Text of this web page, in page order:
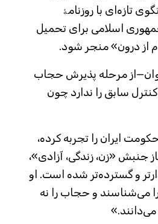
تازه‌ای با روزنامۀ
اسلامی برای تحمیل
از درون» منجر شود.
مرحله پذیرش حجاب
سابق را ندارد چون
ایران را تجربه کرده،
«زن، زندگی، آزادی»،
و گسترده‌تر شده است. او
می‌شناسند و حجاب را نه